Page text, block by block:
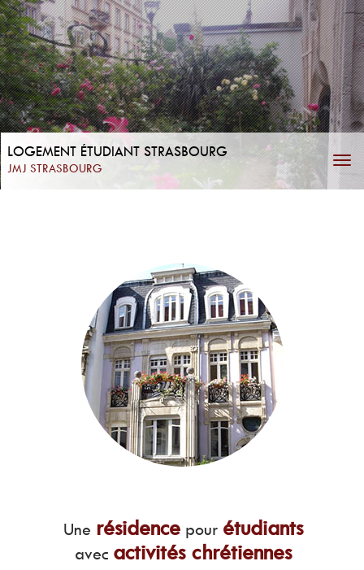
la
LOGEMENT ÉTUDIANT STRASBOURG
JMJ STRASBOURG
Une résidencepour étudiants
avec activités chrétiennes